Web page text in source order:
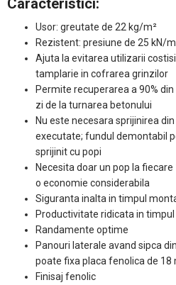
Caracteristici:
Usor: greutate de 22 kg/m²
Rezistent: presiune de 25 kN/
Ajuta la evitarea utilizarii
tamplarie in cofrarea grinzilor
Permite recuperarea a 90%
zi de la turnarea betonului
Nu este necesara sprijinirea
executate; fundul demontabil
sprijinit cu popi
Necesita doar un pop la
o economie considerabila
Siguranta inalta in timpul
Productivitate ridicata in
Randamente optime
Panouri laterale avand sipca
poate fixa placa fenolica de 18
Finisaj fenolic